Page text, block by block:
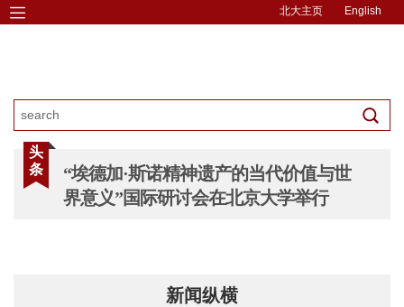
北大主页 English
头
条
“埃德加·斯诺精神遗产的当代价值与世
界意义”国际研讨会在北京大学举行
新闻纵横